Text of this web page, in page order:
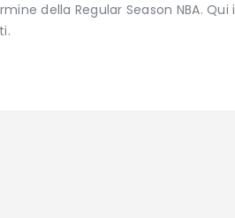
della Regular Season NBA. Qui i